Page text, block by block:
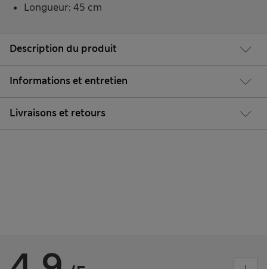
Description du produit
Informations et entretien
Livraisons et retours
Longueur: 45 cm